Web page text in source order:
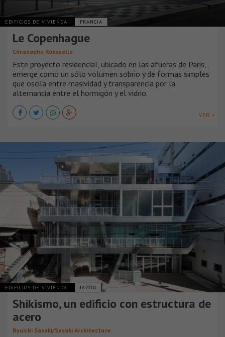
EDIFICIOS DE VIVIENDA FRANCIA
Le Copenhague
Christophe Rousselle
Este proyecto residencial, ubicado en las afueras de Paris,
emerge como un sólo volumen sobrio y de formas simples
que oscila entre masividad y transparencia por la
alternancia entre el hormigón y el vidrio.
VER +
EDIFICIOS DE VIVIENDA JAPÓN
Shikismo, un edificio con estructura de
acero
Ryuichi Sasaki/Sasaki Architecture